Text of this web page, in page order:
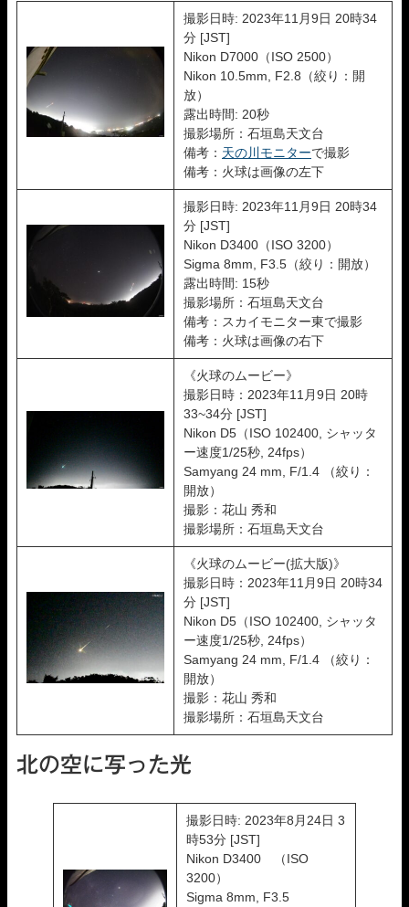
撮影日時: 2023年11月9日 20時34
分 [JST]
Nikon D7000（ISO 2500）
Nikon 10.5mm, F2.8（絞り：開
放）
露出時間: 20秒
撮影場所：石垣島天文台
備考： 天の川モニターで撮影
備考：火球は画像の左下
撮影日時: 2023年11月9日 20時34
分 [JST]
Nikon D3400（ISO 3200）
Sigma 8mm, F3.5（絞り：開放）
露出時間: 15秒
撮影場所：石垣島天文台
備考：スカイモニター東で撮影
備考：火球は画像の右下
《火球のムービー》
撮影日時：2023年11月9日 20時
33~34分 [JST]
Nikon D5（ISO 102400, シャッタ
ー速度1/25秒, 24fps）
Samyang 24 mm, F/1.4 （絞り：
開放）
撮影：花山 秀和
撮影場所：石垣島天文台
《火球のムービー(拡大版)》
撮影日時：2023年11月9日 20時34
分 [JST]
Nikon D5（ISO 102400, シャッタ
ー速度1/25秒, 24fps）
Samyang 24 mm, F/1.4 （絞り：
開放）
撮影：花山 秀和
撮影場所：石垣島天文台
北の空に写った光
撮影日時: 2023年8月24日 3
時53分 [JST]
Nikon D3400 （ISO
3200）
Sigma 8mm, F3.5